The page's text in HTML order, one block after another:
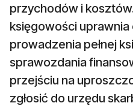
przychodów i
księgowości
prowadzenia pełnej
sprawozdania
przejściu na
zgłosić do urzędu